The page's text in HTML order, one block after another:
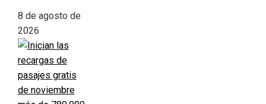
8 de agosto de
2026